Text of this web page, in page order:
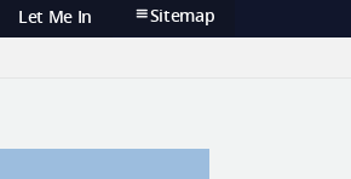
Let Me In Sitemap